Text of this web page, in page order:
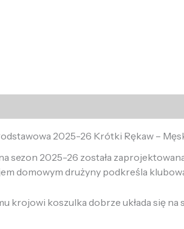
2025-26 Krótki Rękaw –
sezon 2025-26 została
domowym drużyny podkreśla
krojowi koszulka dobrze układa się